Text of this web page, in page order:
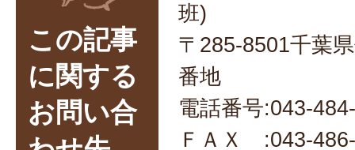
この記事
に関する
お問い合
班)
〒285-8501千葉
番地
電話番号:043-
ＦＡＸ :043-